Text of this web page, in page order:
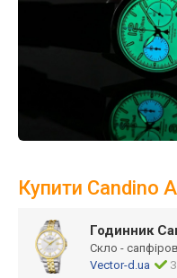
Купити Candino
Годинник
Скло -
Vector-d.ua